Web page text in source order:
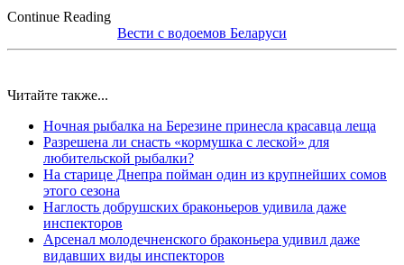
Continue Reading
Вести с водоемов Беларуси
Читайте также...
Ночная рыбалка на Березине принесла красавца леща
Разрешена ли снасть «кормушка с леской» для
любительской рыбалки?
На старице Днепра пойман один из крупнейших сомов
этого сезона
Наглость добрушских браконьеров удивила даже
инспекторов
Арсенал молодечненского браконьера удивил даже
видавших виды инспекторов